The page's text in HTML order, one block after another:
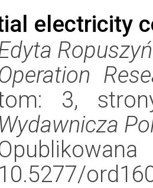
electricity
3,
Wydawnicza
10.5277/